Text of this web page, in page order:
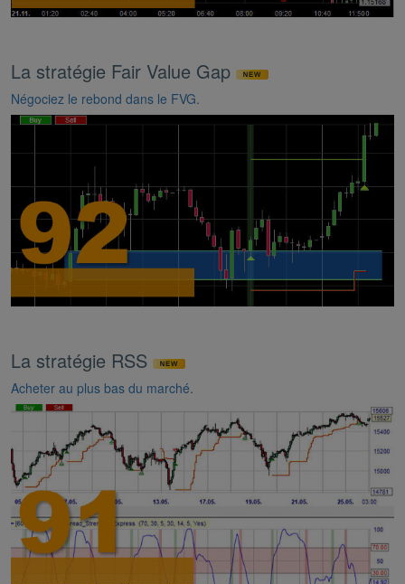
La stratégie Fair Value Gap
Négociez le rebond dans le FVG.
La stratégie RSS
Acheter au plus bas du marché.